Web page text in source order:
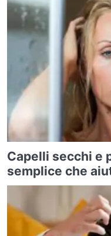
Capelli secchi e
semplice che